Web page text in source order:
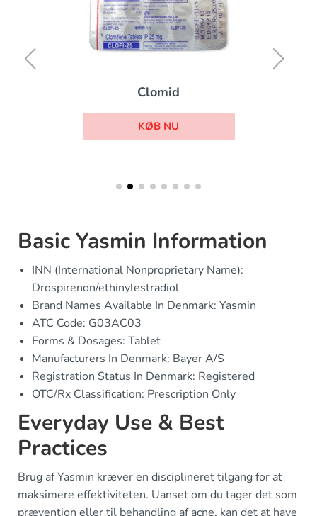
Clomid
KØB NU
Basic Yasmin Information
INN (International Nonproprietary Name):
Drospirenon/ethinylestradiol
Brand Names Available In Denmark: Yasmin
ATC Code: G03AC03
Forms & Dosages: Tablet
Manufacturers In Denmark: Bayer A/S
Registration Status In Denmark: Registered
OTC/Rx Classification: Prescription Only
Everyday Use & Best
Practices
Brug af Yasmin kræver en disciplineret tilgang for at
maksimere effektiviteten. Uanset om du tager det som
prævention eller til behandling af acne, kan det at have